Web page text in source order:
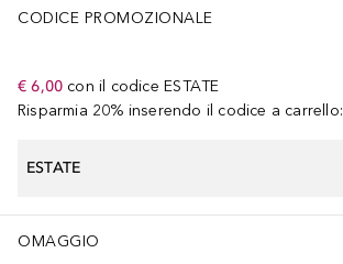
CODICE PROMOZIONALE
€ 6,00 con il codice ESTATE
Risparmia 20% inserendo il codice a carrello:
ESTATE
OMAGGIO